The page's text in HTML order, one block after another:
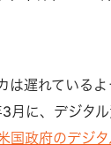
遅れているよ
月に、デジタ
国政府のデジ